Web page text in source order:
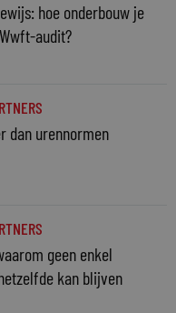
hoe onderbouw je
audit?
dan urennormen
geen enkel
kan blijven